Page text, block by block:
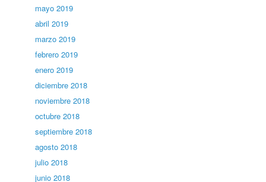
mayo 2019
abril 2019
marzo 2019
febrero 2019
enero 2019
diciembre 2018
noviembre 2018
octubre 2018
septiembre 2018
agosto 2018
julio 2018
junio 2018